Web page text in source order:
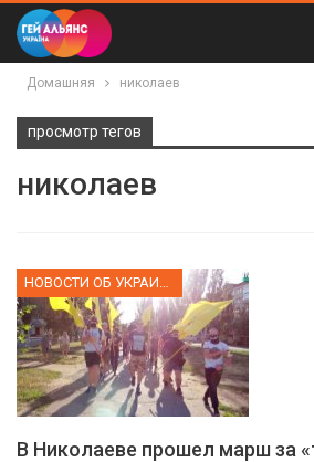
Домашняя николаев
просмотр тегов
николаев
В Николаеве прошел марш за